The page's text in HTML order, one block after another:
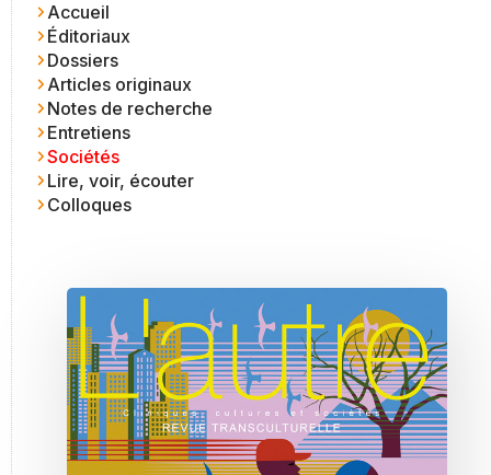
Accueil
Éditoriaux
Dossiers
Articles originaux
Notes de recherche
Entretiens
Sociétés
Lire, voir, écouter
Colloques